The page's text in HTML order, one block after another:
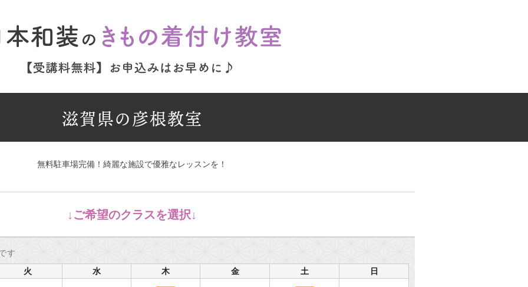
滋賀県の彦根教室
無料駐車場完備！綺麗な施設で優雅なレッスンを！
す
火
水 木 金 土 日